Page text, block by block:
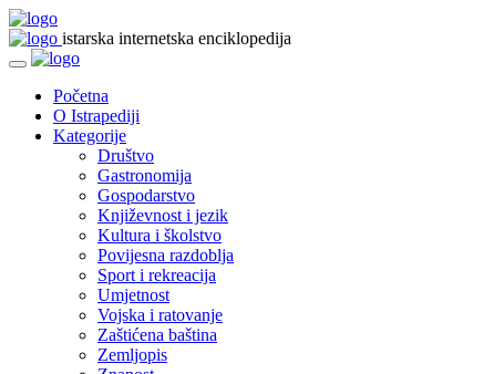
istarska internetska enciklopedija
Početna
O Istrapediji
Kategorije
Društvo
Gastronomija
Gospodarstvo
Književnost i jezik
Kultura i školstvo
Povijesna razdoblja
Sport i rekreacija
Umjetnost
Vojska i ratovanje
Zaštićena baština
Zemljopis